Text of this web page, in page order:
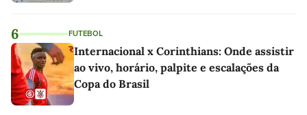
6 FUTEBOL
Internacional x Corinthians: Onde assistir
ao vivo, horário, palpite e escalações da
Copa do Brasil